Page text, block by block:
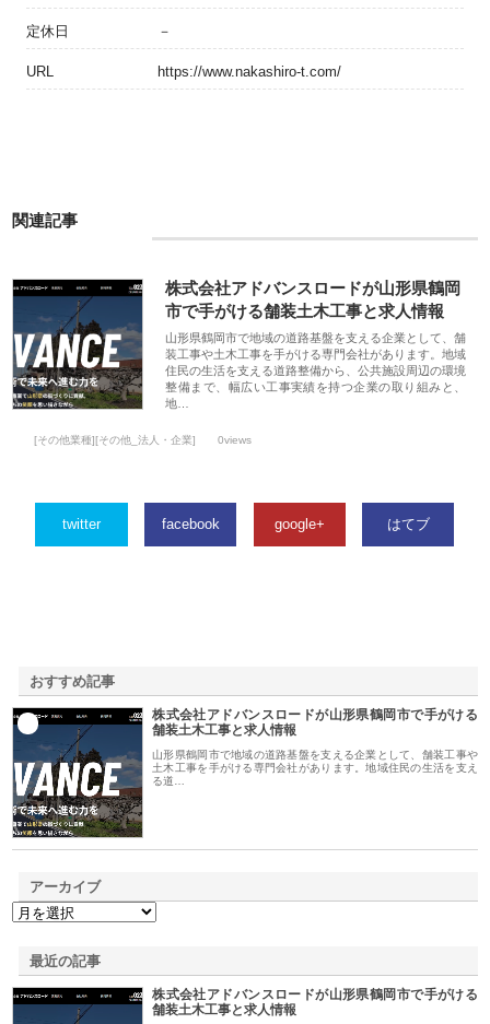
定休日 －
URL https://www.nakashiro-t.com/
関連記事
株式会社アドバンスロードが山形県鶴岡
市で手がける舗装土木工事と求人情報
山形県鶴岡市で地域の道路基盤を支える企業として、舗
装工事や土木工事を手がける専門会社があります。地域
住民の生活を支える道路整備から、公共施設周辺の環境
整備まで、幅広い工事実績を持つ企業の取り組みと、
地…
[その他業種][その他_法人・企業] 0views
twitter facebook google+ はてブ
おすすめ記事
株式会社アドバンスロードが山形県鶴岡市で手がける
舗装土木工事と求人情報
山形県鶴岡市で地域の道路基盤を支える企業として、舗装工事や
土木工事を手がける専門会社があります。地域住民の生活を支え
る道…
アーカイブ
最近の記事
株式会社アドバンスロードが山形県鶴岡市で手がける
舗装土木工事と求人情報